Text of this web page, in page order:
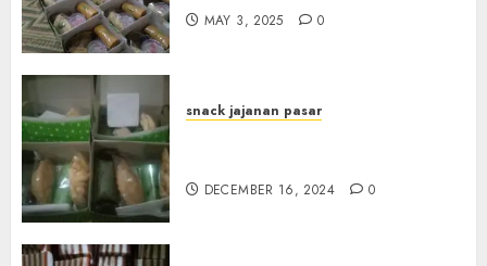
MAY 3, 2025 0
snack jajanan pasar
DECEMBER 16, 2024 0